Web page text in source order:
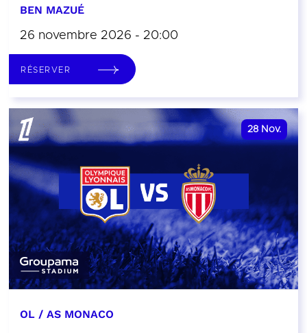
BEN MAZUÉ
26 novembre 2026 - 20:00
RÉSERVER
28 Nov.
OL / AS MONACO